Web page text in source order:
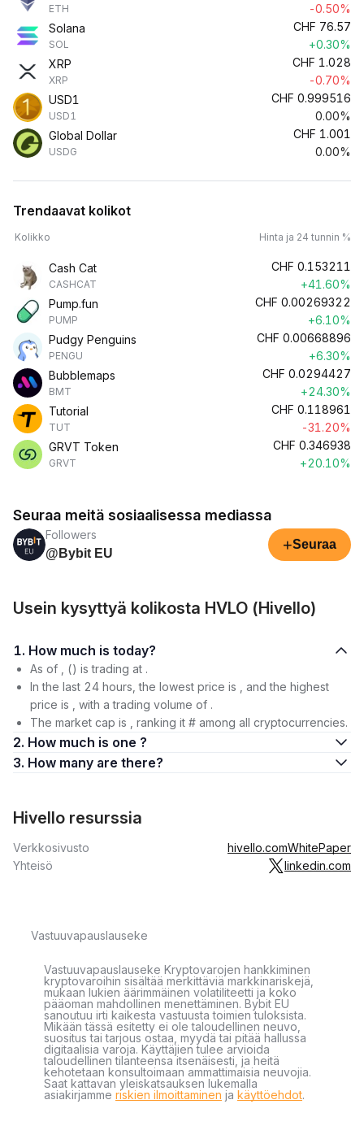
ETH
-0.50%
Solana
SOL
CHF 76.57
+0.30%
XRP
XRP
CHF 1.028
-0.70%
USD1
USD1
CHF 0.999516
0.00%
Global Dollar
USDG
CHF 1.001
0.00%
Trendaavat kolikot
Kolikko Hinta ja 24 tunnin %
Cash Cat
CASHCAT
CHF 0.153211
+41.60%
Pump.fun
PUMP
CHF 0.00269322
+6.10%
Pudgy Penguins
PENGU
CHF 0.00668896
+6.30%
Bubblemaps
BMT
CHF 0.0294427
+24.30%
Tutorial
TUT
CHF 0.118961
-31.20%
GRVT Token
GRVT
CHF 0.346938
+20.10%
Seuraa meitä sosiaalisessa mediassa
Followers
@Bybit EU
+Seuraa
Usein kysyttyä kolikosta HVLO (Hivello)
1. How much is today?
As of , () is trading at .
In the last 24 hours, the lowest price is , and the highest
price is , with a trading volume of .
The market cap is , ranking it # among all cryptocurrencies.
2. How much is one ?
3. How many are there?
Hivello resurssia
Verkkosivusto hivello.comWhitePaper
Yhteisö
linkedin.com
Vastuuvapauslauseke
Vastuuvapauslauseke Kryptovarojen hankkiminen
kryptovaroihin sisältää merkittäviä markkinariskejä,
mukaan lukien äärimmäinen volatiliteetti ja koko
pääoman mahdollinen menettäminen. Bybit EU
sanoutuu irti kaikesta vastuusta toimien tuloksista.
Mikään tässä esitetty ei ole taloudellinen neuvo,
suositus tai tarjous ostaa, myydä tai pitää hallussa
digitaalisia varoja. Käyttäjien tulee arvioida
taloudellinen tilanteensa itsenäisesti, ja heitä
kehotetaan konsultoimaan ammattimaisia neuvojia.
Saat kattavan yleiskatsauksen lukemalla
asiakirjamme riskien ilmoittaminen ja käyttöehdot.